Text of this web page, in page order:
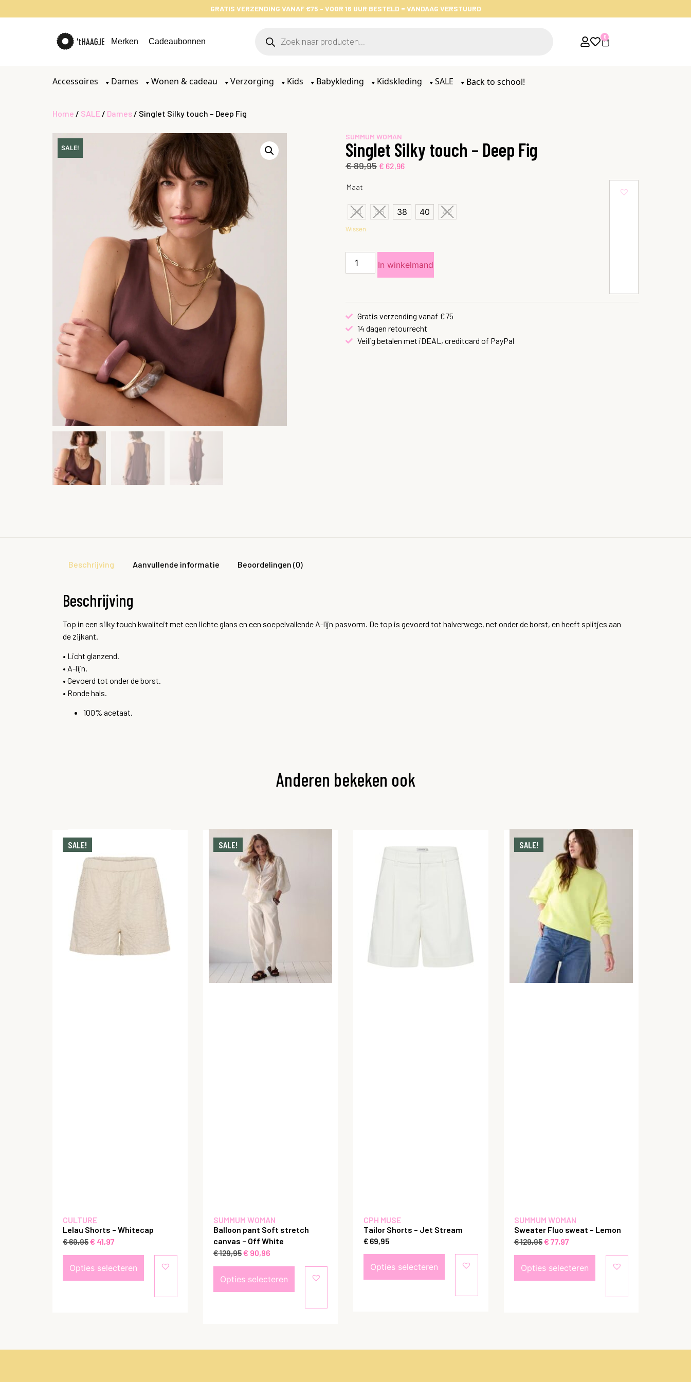
GRATIS VERZENDING VANAF €75 - VOOR 16 UUR BESTELD = VANDAAG VERSTUURD
Merken Cadeaubonnen
0
Accessoires Dames Wonen & cadeau Verzorging Kids Babykleding Kidskleding SALE Back to school!
Home / SALE / Dames / Singlet Silky touch – Deep Fig
SUMMUM WOMAN
Singlet Silky touch – Deep Fig
€89,95 € 62,96
Maat
34 36 38 40 42
Wissen
In winkelmand
Gratis verzending vanaf €75
14 dagen retourrecht
Veilig betalen met iDEAL, creditcard of PayPal
Beschrijving Aanvullende informatie Beoordelingen (0)
Beschrijving
Top in een silky touch kwaliteit met een lichte glans en een soepelvallende A-lijn pasvorm. De top is gevoerd tot halverwege, net onder de borst, en heeft splitjes aan
de zijkant.
• Licht glanzend.
• A-lijn.
• Gevoerd tot onder de borst.
• Ronde hals.
100% acetaat.
Anderen bekeken ook
SALE!
CULTURE
Lelau Shorts – Whitecap
€69,95€ 41,97
Opties selecteren
SALE!
SUMMUM WOMAN
Balloon pant Soft stretch
canvas – Off White
€129,95€ 90,96
Opties selecteren
CPH MUSE
Tailor Shorts – Jet Stream
€ 69,95
Opties selecteren
SALE!
SUMMUM WOMAN
Sweater Fluo sweat – Lemon
€129,95€ 77,97
Opties selecteren